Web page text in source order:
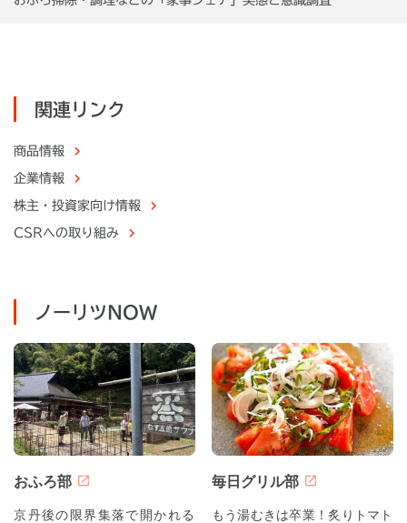
関連リンク
商品情報
企業情報
株主・ 投資家向け情報
CSRへの取り組み
ノーリツNOW
おふろ部
京丹後の限界集落で開かれる
毎日グリル部
もう湯むきは卒業！炙りトマト